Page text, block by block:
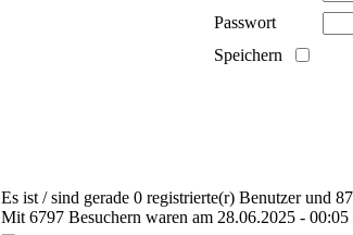
Passwort
Speichern
Es ist / sind gerade 0 registrierte(r) Benutzer und
Mit 6797 Besuchern waren am 28.06.2025 -